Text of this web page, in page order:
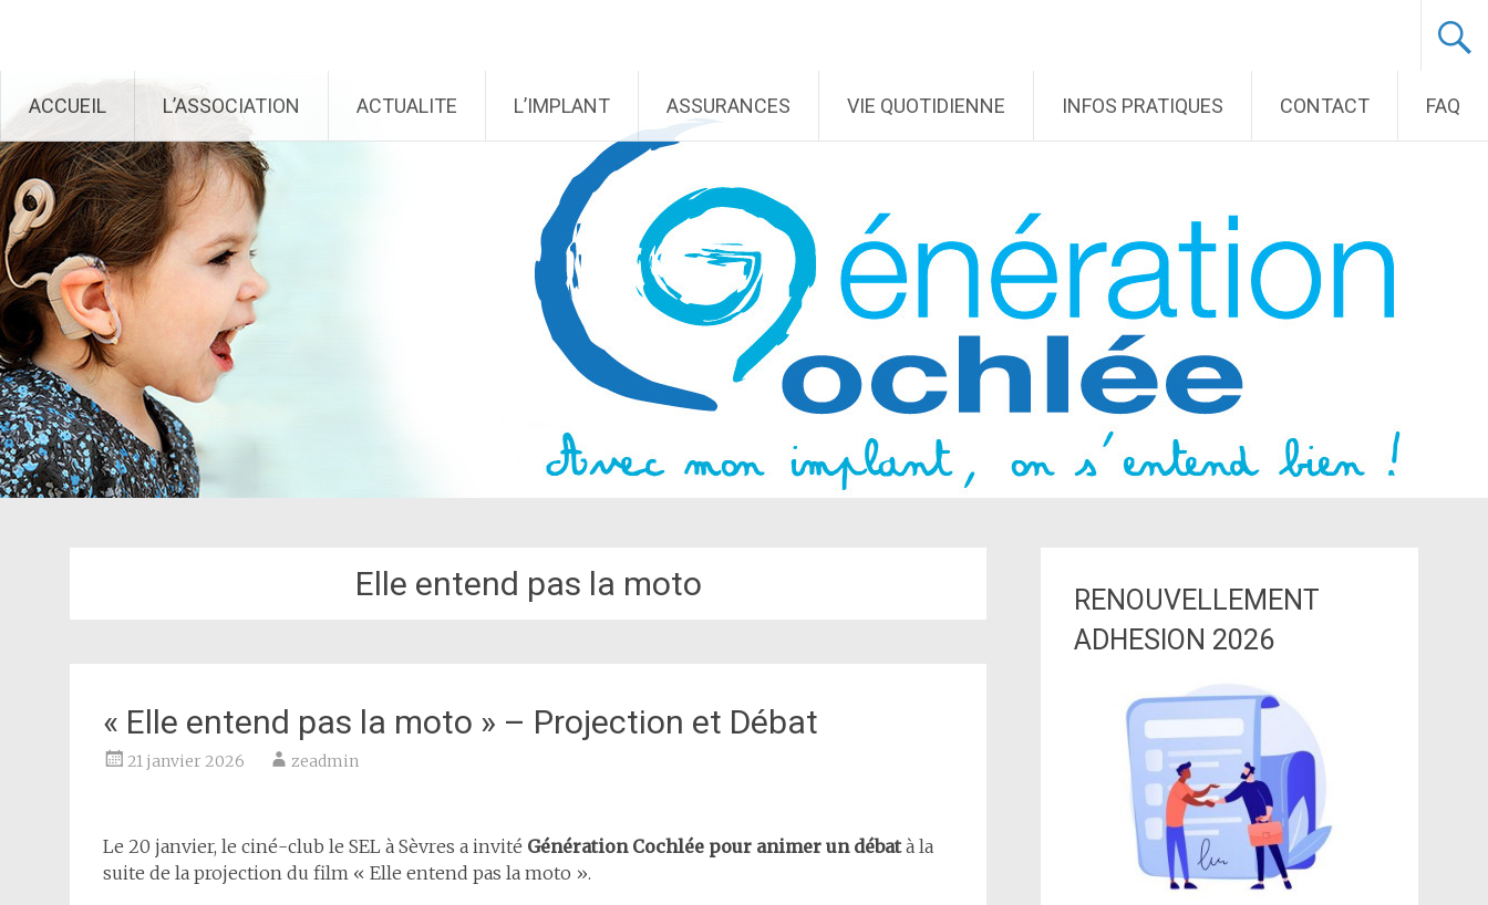
Aller au contenu principal
ACCUEIL L’ASSOCIATION ACTUALITE L’IMPLANT ASSURANCES VIE QUOTIDIENNE INFOS PRATIQUES CONTACT FAQ
Elle entend pas la moto
« Elle entend pas la moto » – Projection et Débat
21 janvier 2026 zeadmin
Le 20 janvier, le ciné-club le SEL à Sèvres a invité Génération Cochlée pour animer un débatà la
suite de la projection du film « Elle entend pas la moto ».
RENOUVELLEMENT
ADHESION 2026